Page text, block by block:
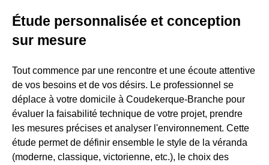
Étude personnalisée et conception
sur mesure
Tout commence par une rencontre et une écoute attentive
de vos besoins et de vos désirs. Le professionnel se
déplace à votre domicile à Coudekerque-Branche pour
évaluer la faisabilité technique de votre projet, prendre
les mesures précises et analyser l'environnement. Cette
étude permet de définir ensemble le style de la véranda
(moderne, classique, victorienne, etc.), le choix des